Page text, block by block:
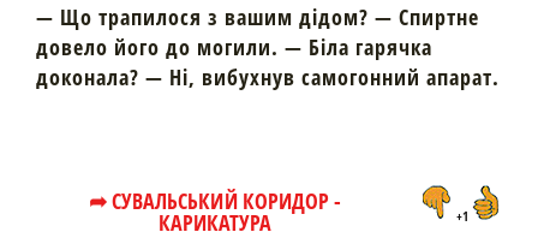
— Що трапилося з вашим дідом? — Спиртне
довело його до могили. — Біла гарячка
доконала? — Ні, вибухнув самогонний апарат.
➦ СУВАЛЬСЬКИЙ КОРИДОР -
КАРИКАТУРА +1